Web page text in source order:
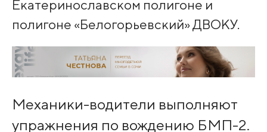
Екатеринославском полигоне и
полигоне «Белогорьевский» ДВОКУ.
Механики-водители выполняют
упражнения по вождению БМП-2.